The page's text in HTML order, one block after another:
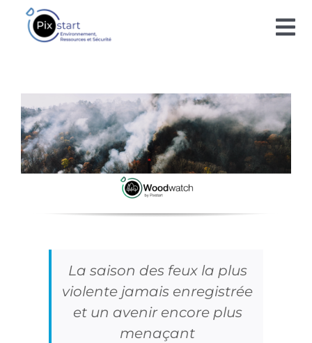
Passer
BLOG
TECHNOLOGIE
La saison des feux la plus
violente jamais enregistrée
et un avenir encore plus
menaçant